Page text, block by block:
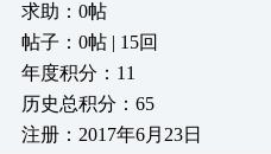
求助：0帖
帖子：0帖 | 15回
年度积分：11
历史总积分：65
注册：2017年6月23日